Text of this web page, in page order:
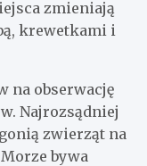
zmieniają
krewetkami i
na obserwację
Najrozsądniej
zwierząt na
bywa